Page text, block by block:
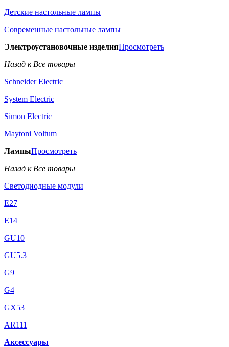
Детские настольные лампы
Современные настольные лампы
Электроустановочные изделияПросмотреть
Назад к Все товары
Schneider Electric
System Electric
Simon Electric
Maytoni Voltum
ЛампыПросмотреть
Назад к Все товары
Светодиодные модули
E27
E14
GU10
GU5.3
G9
G4
GX53
AR111
Аксессуары